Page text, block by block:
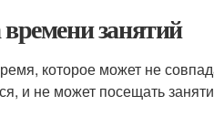
занятий
которое может не
и не может посещать